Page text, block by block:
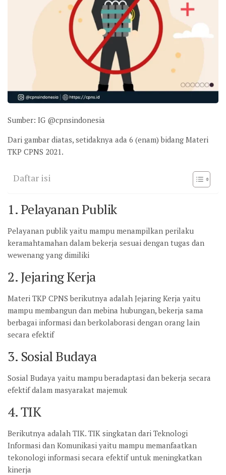
Sumber: IG @cpnsindonesia
Dari gambar diatas, setidaknya ada 6 (enam) bidang Materi
TKP CPNS 2021.
Daftar isi
1. Pelayanan Publik
Pelayanan publik yaitu mampu menampilkan perilaku
keramahtamahan dalam bekerja sesuai dengan tugas dan
wewenang yang dimiliki
2. Jejaring Kerja
Materi TKP CPNS berikutnya adalah Jejaring Kerja yaitu
mampu membangun dan mebina hubungan, bekerja sama
berbagai informasi dan berkolaborasi dengan orang lain
secara efektif
3. Sosial Budaya
Sosial Budaya yaitu mampu beradaptasi dan bekerja secara
efektif dalam masyarakat majemuk
4. TIK
Berikutnya adalah TIK. TIK singkatan dari Teknologi
Informasi dan Komunikasi yaitu mampu memanfaatkan
tekonologi informasi secara efektif untuk meningkatkan
kinerja